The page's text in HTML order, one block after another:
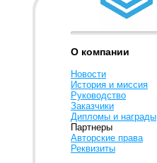
О компании
Новости
История и миссия
Руководство
Заказчики
Дипломы и награды
Партнеры
Авторские права
Реквизиты